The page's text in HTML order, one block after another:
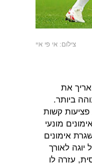
צילום: אי פי איי
את
ביותר.
קשות
מונעי
אימונים
יוגה לאורך
עזרה לו